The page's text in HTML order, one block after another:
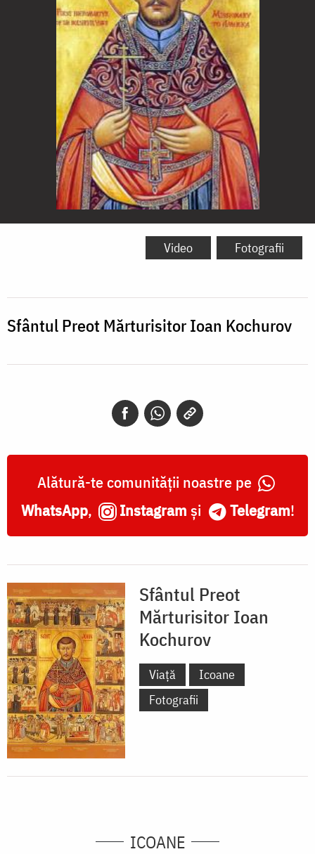
Sfântul
Ioan
Kochurov
Video Fotografii
Sfântul Preot Mărturisitor Ioan Kochurov
Alătură-te comunității noastre pe
WhatsApp, Instagram și Telegram!
Sfântul Preot
Mărturisitor Ioan
Kochurov
Viață
Icoane
Fotografii
ICOANE